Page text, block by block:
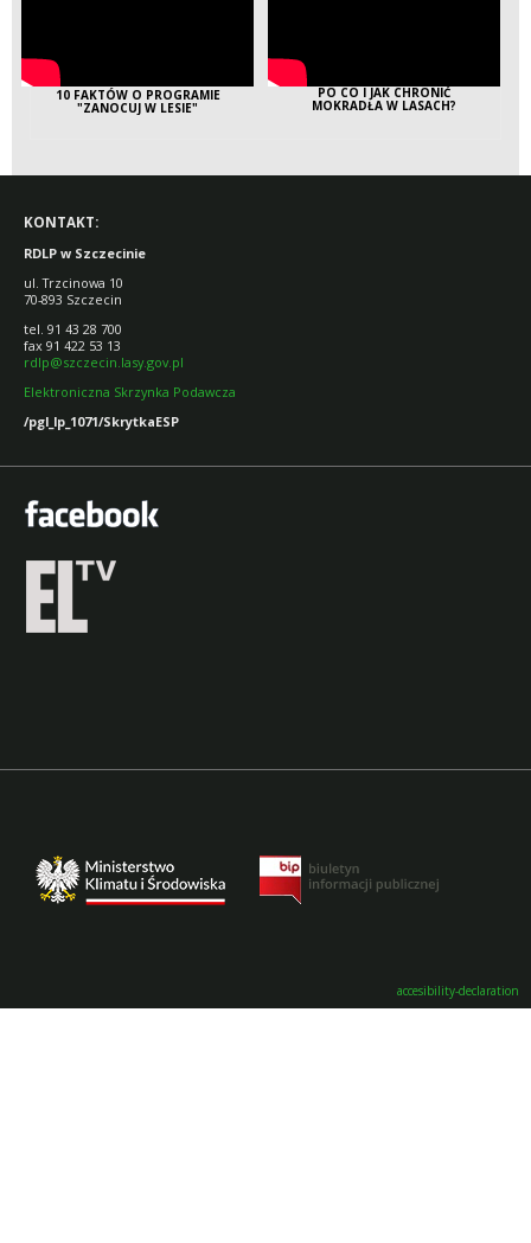
10 FAKTÓW O PROGRAMIE
"ZANOCUJ W LESIE"
PO CO I JAK CHRONIĆ
MOKRADŁA W LASACH?
KONTAKT:
RDLP w Szczecinie
ul. Trzcinowa 10
70-893 Szczecin
tel. 91 43 28 700
fax 91 422 53 13
rdlp@szczecin.lasy.gov.pl
Elektroniczna Skrzynka Podawcza
/pgl_lp_1071/SkrytkaESP
accesibility-declaration